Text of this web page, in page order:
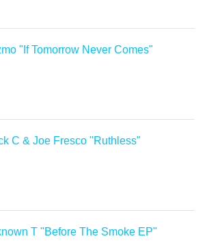
"If Tomorrow Never Comes"
C & Joe Fresco "Ruthless"
T "Before The Smoke EP"